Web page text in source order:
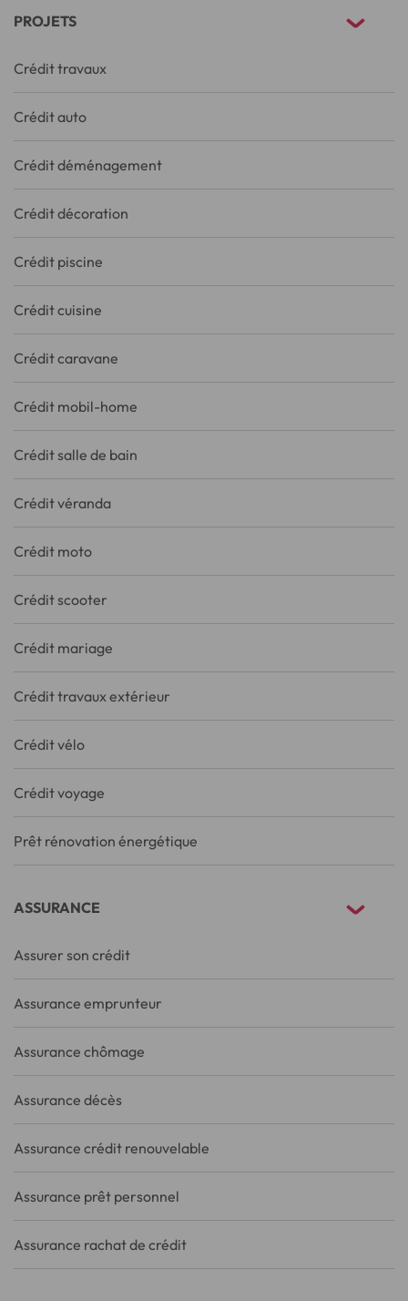
PROJETS
Crédit travaux
Crédit auto
Crédit déménagement
Crédit décoration
Crédit piscine
Crédit cuisine
Crédit caravane
Crédit mobil-home
Crédit salle de bain
Crédit véranda
Crédit moto
Crédit scooter
Crédit mariage
Crédit travaux extérieur
Crédit vélo
Crédit voyage
Prêt rénovation énergétique
ASSURANCE
Assurer son crédit
Assurance emprunteur
Assurance chômage
Assurance décès
Assurance crédit renouvelable
Assurance prêt personnel
Assurance rachat de crédit